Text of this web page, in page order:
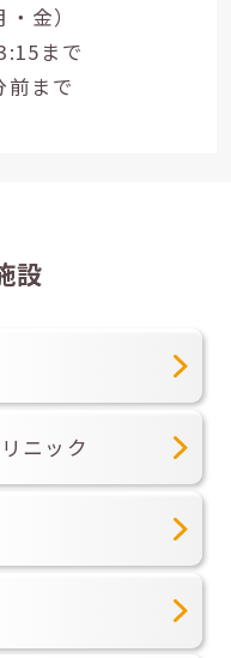
金）
まで
まで
設
ニック